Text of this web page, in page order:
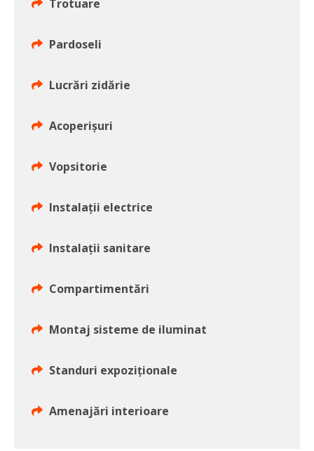
Trotuare
Pardoseli
Lucrări zidărie
Acoperişuri
Vopsitorie
Instalaţii electrice
Instalaţii sanitare
Compartimentări
Montaj sisteme de iluminat
Standuri expoziţionale
Amenajări interioare